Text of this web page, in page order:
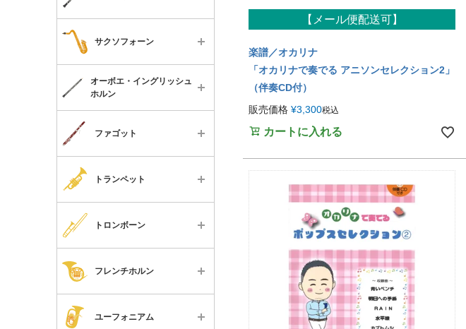
バスクラリネット
ソプラノサックス
テナーサックス
バリトンサックス
イングリッシュホルン
ファゴット
トランペット
フリューゲルホルン
アルトトロンボーン
テナートロンボーン
メンテナンス用品
書籍
チケット
メンテナンス用品
便利なグッズ
教本・楽譜・書籍
チケット
楽器本体
ケースカバー・ケース
スピース
リードケース
マウスピースパッチ
メンテナンス用品
便利なグッズ
サクソフォーン
楽器本体
ケース
リガチャー・キャップ
リード
リードケース
スタンド類
マウスピースパッチ
オーボエ・イングリッシュ
ホルン
すべて
ケースカバー・ケース
リードケース
スタンド類
メンテナンス用品
ファゴット
すべて
ケース
リードケース
スタンド類
メンテナンス用品
トランペット
すべて
ミュート
トロンボーン
楽器本体
ケース
フレンチホルン
すべて
ユーフォニアム
【メール便配送可】
楽譜／オカリナ
「オカリナで奏でる アニソンセレクション2」
（伴奏CD付）
販売価格 ¥3,300税込
カートに入れる